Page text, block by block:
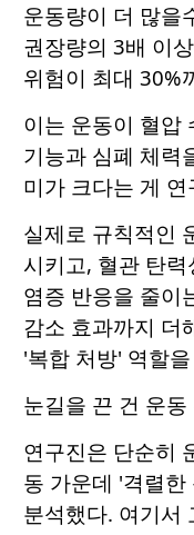
운동량이 더 많을
권장량의 3배 이
위험이 최대 30%
이는 운동이 혈압
기능과 심폐 체력
미가 크다는 게
실제로 규칙적인
시키고, 혈관 탄
염증 반응을 줄이
감소 효과까지 더
'복합 처방' 역할
눈길을 끈 건 운
연구진은 단순히
동 가운데 '격렬
분석했다. 여기서